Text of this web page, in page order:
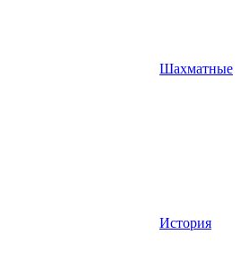
Шахматные
История